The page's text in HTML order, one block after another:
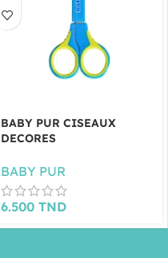
BABY PUR CISEAUX
DECORES
BABY PUR
6.500 TND